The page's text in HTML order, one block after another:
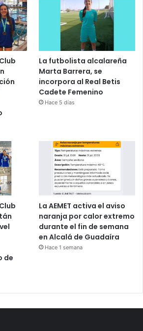
La futbolista alcalareña
Marta Barrera, se
incorpora al Real Betis
Cadete Femenino
Hace 5 días
de
La AEMET activa el aviso
naranja por calor extremo
durante el fin de semana
en Alcalá de Guadaíra
Hace 1 semana